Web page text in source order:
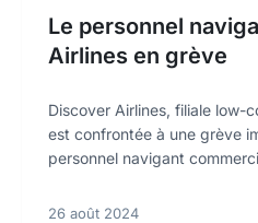
Le personnel
Airlines en grève
Discover Airlines, filiale low-
est confrontée à une grève
personnel navigant
26 août 2024